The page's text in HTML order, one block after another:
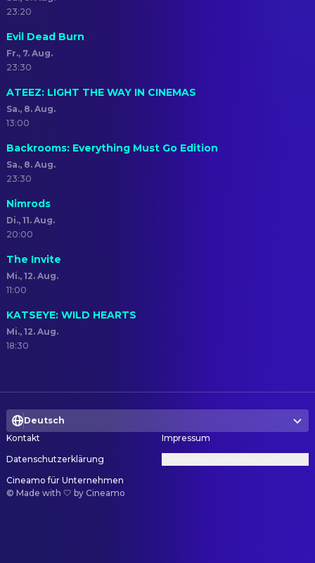
23:20
Evil Dead Burn
Fr., 7. Aug.
23:30
ATEEZ: LIGHT THE WAY IN CINEMAS
Sa., 8. Aug.
13:00
Backrooms: Everything Must Go Edition
Sa., 8. Aug.
23:30
Nimrods
Di., 11. Aug.
20:00
The Invite
Mi., 12. Aug.
11:00
KATSEYE: WILD HEARTS
Mi., 12. Aug.
18:30
Deutsch
Kontakt
Impressum
Datenschutzerklärung
Cineamo für Unternehmen
© Made with 🤍 by Cineamo